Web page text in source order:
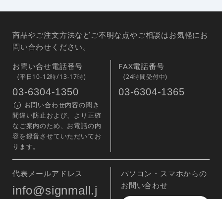
商品やご注文方法などご不明な点やご相談はお気軽にお
問い合わせください。
お問い合せ電話番号
(平日10-12時/13-17時)
03-6304-1350
お問い合わせ内容の聞き
間違い防止および、より正確
なご案内のため、お電話の内
容を録音させていただいてお
ります。
FAX電話番号
(24時間受付中)
03-6304-1365
代表メールアドレス
info@signmall.j
パソコン・スマホからの
お問い合わせ